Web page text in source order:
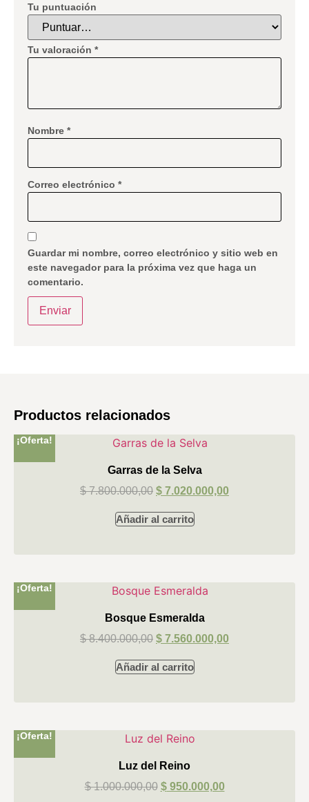
Tu puntuación
Tu valoración *
Nombre *
Correo electrónico *
Guardar mi nombre, correo electrónico y sitio web en
este navegador para la próxima vez que haga un
comentario.
Productos relacionados
¡Oferta!
Garras de la Selva
$7.800.000,00 $ 7.020.000,00
Añadir al carrito
¡Oferta!
Bosque Esmeralda
$8.400.000,00 $ 7.560.000,00
Añadir al carrito
¡Oferta!
Luz del Reino
$1.000.000,00 $950.000,00